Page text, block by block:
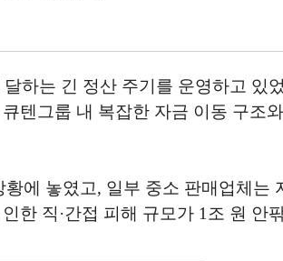
하는 긴 정산 주기를 운영하고 있
텐그룹 내 복잡한 자금 이동 구조
에 놓였고, 일부 중소 판매업체는
한 직·간접 피해 규모가 1조 원 안